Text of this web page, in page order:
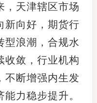
投教委
调解委
在线调
天津辖区市场
新向好，期货行
型浪潮，合规水
收敛，行业机构
不断增强内生发
力稳步提升。